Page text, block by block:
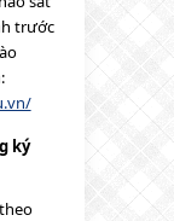
trước
ký